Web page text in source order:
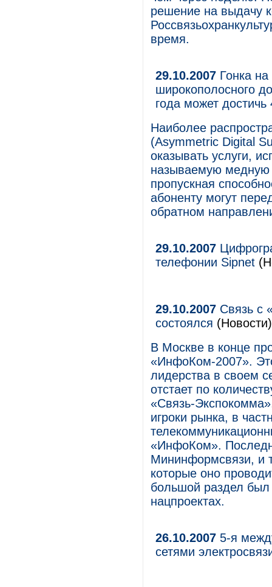
решение на выдачу
время.
29.10.2007 Гонка
широкополосного
года может
Наиболее
(Asymmetric Digital
оказывать услуги,
называемую
пропускная
абоненту могут
обратном
29.10.2007
телефонии Sipnet
29.10.2007 Связь с
состоялся (Новости)
В Москве в конце
«ИнфоКом-2007».
лидерства в своем
отстает по
«Связь-
игроки рынка, в
«ИнфоКом».
Мининформсвязи, и
которые оно
большой раздел
нацпроектах.
26.10.2007 5-я
сетями